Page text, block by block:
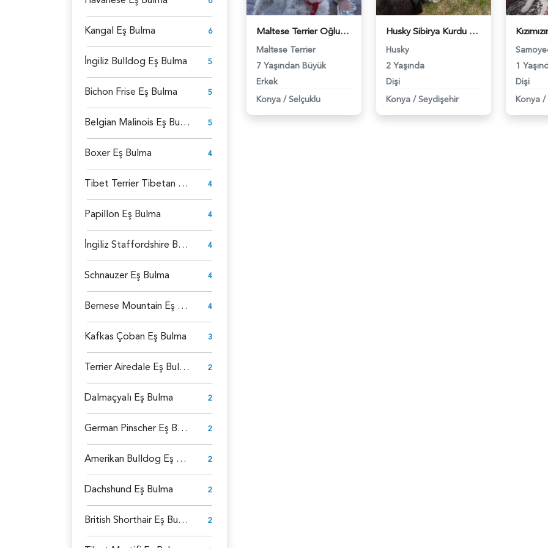
Kangal Eş Bulma 6
İ̇ngiliz Bulldog Eş Bulma 5
Bichon Frise Eş Bulma 5
Belgian Malinois Eş Bulma 5
Boxer Eş Bulma 4
Tibet Terrier Tibetan Eş Bulma 4
Papillon Eş Bulma 4
İ̇ngiliz Staffordshire Bull Terrier Eş Bulma 4
Schnauzer Eş Bulma 4
Bernese Mountain Eş Bulma 4
Kafkas Çoban Eş Bulma 3
Terrier Airedale Eş Bulma 2
Dalmaçyalı Eş Bulma 2
German Pinscher Eş Bulma 2
Amerikan Bulldog Eş Bulma 2
Dachshund Eş Bulma 2
British Shorthair Eş Bulma 2
Maltese Terrier Oğlum İçin Dişi Eş Arıyoruz - 7080
Maltese Terrier
7 Yaşından Büyük
Erkek
Konya / Selçuklu
Husky Sibirya Kurdu Kızıma Erkek Arıyorum - 7146
Husky
2 Yaşında
Dişi
Konya / Seydişehir
1
Dişi
Konya /